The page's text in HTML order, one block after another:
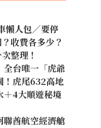
懶人包／要停
收費各多少？
整理！
全台唯一「虎爺
！虎尾632高地
＋4大順遊秘境
聯酋航空經濟艙